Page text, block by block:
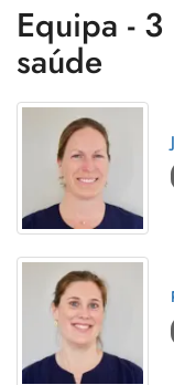
Equipa -
saúde